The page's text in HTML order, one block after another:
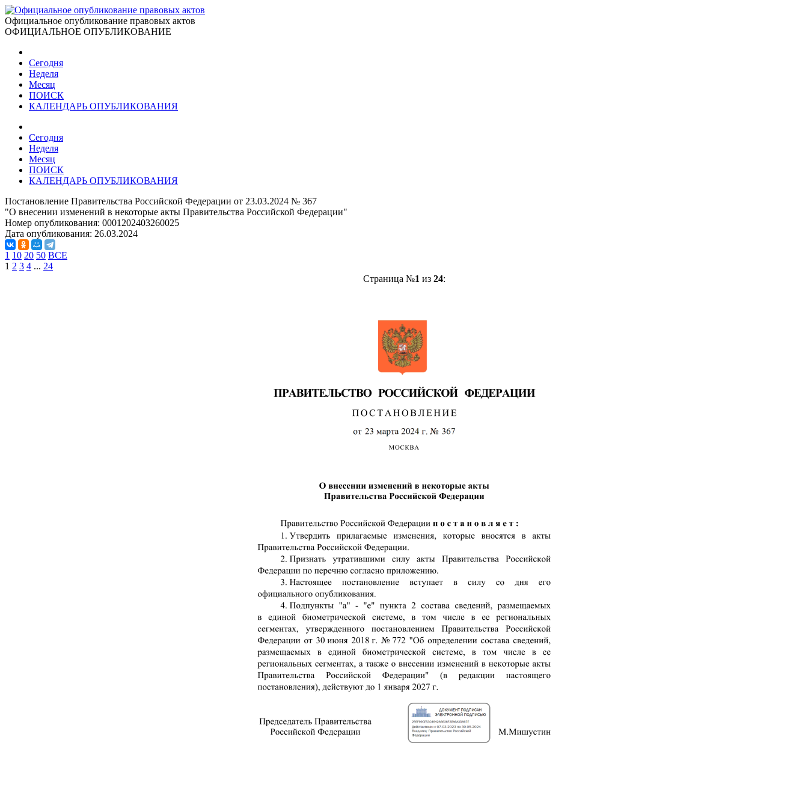
Официальное опубликование правовых актов
ОФИЦИАЛЬНОЕ ОПУБЛИКОВАНИЕ
Сегодня
Неделя
Месяц
ПОИСК
КАЛЕНДАРЬ ОПУБЛИКОВАНИЯ
Сегодня
Неделя
Месяц
ПОИСК
КАЛЕНДАРЬ ОПУБЛИКОВАНИЯ
Постановление Правительства Российской Федерации от 23.03.2024 № 367
"О внесении изменений в некоторые акты Правительства Российской Федерации"
Номер опубликования: 0001202403260025
Дата опубликования: 26.03.2024
1 10 20 50 ВСЕ
1 2 3 4 ... 24
Страница №1 из 24: